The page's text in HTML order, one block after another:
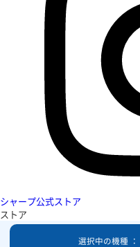
シャープ公式ストア
ストア
選択中の機種 ：